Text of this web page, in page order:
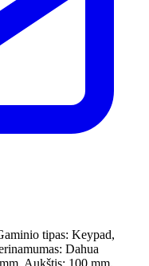
tipas: Keypad,
Dahua
Aukštis: 100 mm.